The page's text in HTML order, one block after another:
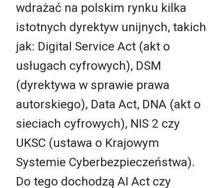
wdrażać na polskim rynku kilka
istotnych dyrektyw unijnych, takich
jak: Digital Service Act (akt o
usługach cyfrowych), DSM
(dyrektywa w sprawie prawa
autorskiego), Data Act, DNA (akt o
sieciach cyfrowych), NIS 2 czy
UKSC (ustawa o Krajowym
Systemie Cyberbezpieczeństwa).
Do tego dochodzą AI Act czy